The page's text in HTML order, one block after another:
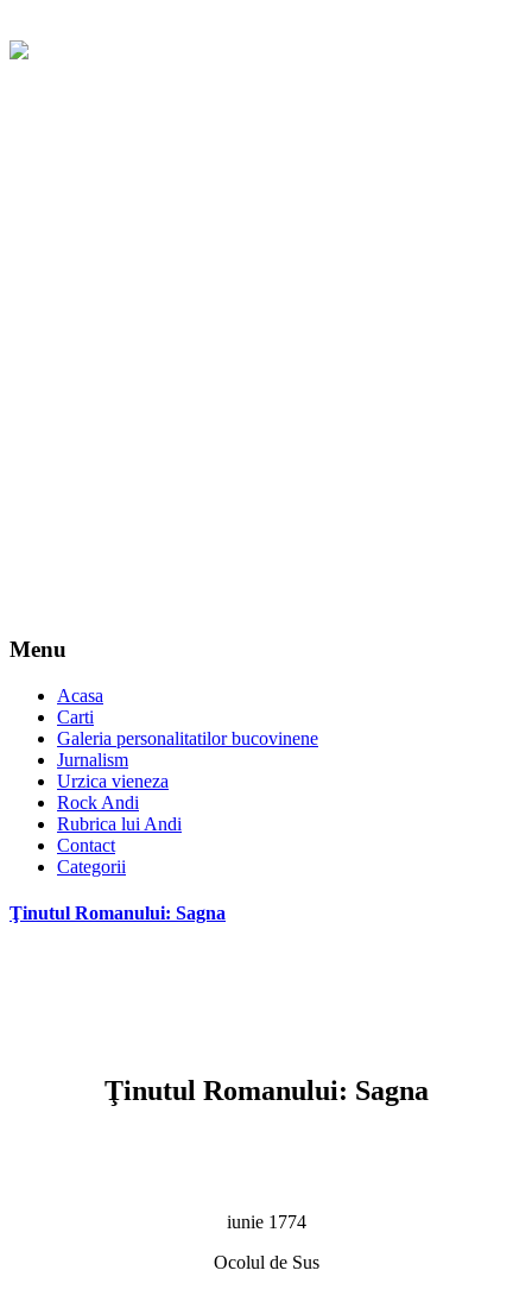
Menu
Acasa
Carti
Galeria personalitatilor bucovinene
Jurnalism
Urzica vieneza
Rock Andi
Rubrica lui Andi
Contact
Categorii
Ţinutul Romanului: Sagna
Ţinutul Romanului: Sagna
iunie 1774
Ocolul de Sus